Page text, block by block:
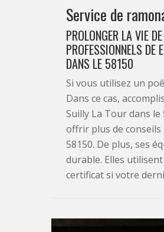
Service de
PROLONGER LA VIE
PROFESSIONNELS DE
DANS LE 58150
Si vous utilisez un
Dans ce cas,
Suilly La Tour dans
offrir plus de
58150. De plus, ses
durable. Elles
certificat si votre